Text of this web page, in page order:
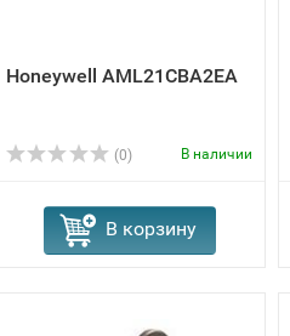
Honeywell AML21CBA2EA
(0) В наличии
В корзину